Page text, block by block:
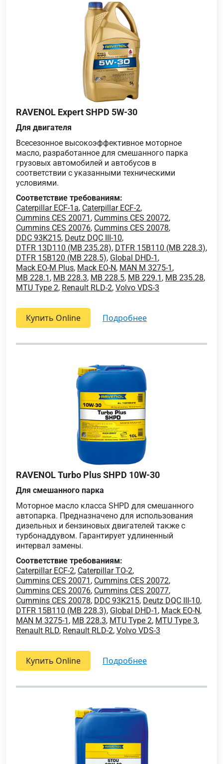
RAVENOL Expert SHPD 5W-30
Для двигателя
Всесезонное высокоэффективное моторное
масло, разработанное для смешанного парка
грузовых автомобилей и автобусов в
соответствии с указанными техническими
условиями.
Соответствие требованиям:
Caterpillar ECF-1a, Caterpillar ECF-2,
Cummins CES 20071 , Cummins CES 20072,
Cummins CES 20076, Cummins CES 20078,
DDC 93K215, Deutz DQC III-10,
DTFR 13D110 (MB 235.28), DTFR 15B110 (MB 228.3),
DTFR 15B120 (MB 228.5), Global DHD-1 ,
Mack EO-M Plus, Mack EO-N, MAN M 3275-1 ,
MB 228.1 , MB 228.3, MB 228.5, MB 229.1 , MB 235.28,
MTU Type 2, Renault RLD-2, Volvo VDS-3
Купить Online подробнее
RAVENOL Turbo Plus SHPD 10W-30
Для смешанного парка
Моторное масло класса SHPD для смешанного
автопарка. Предназначено для использования
дизельных и бензиновых двигателей также с
турбонаддувом. Гарантирует удлиненный
интервал замены.
Соответствие требованиям:
Caterpillar ECF-2, Caterpillar TO-2,
Cummins CES 20071 , Cummins CES 20072,
Cummins CES 20076, Cummins CES 20077,
Cummins CES 20078, DDC 93K215, Deutz DQC III-10,
DTFR 15B110 (MB 228.3), Global DHD-1 , Mack EO-N,
MAN M 3275-1 , MB 228.3, MTU Type 2, MTU Type 3,
Renault RLD, Renault RLD-2, Volvo VDS-3
Купить Online подробнее